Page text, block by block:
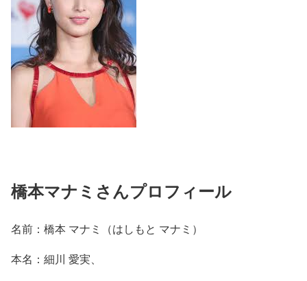
橋本マナミさんプロフィール
名前：橋本 マナミ（はしもと マナミ）
本名：細川 愛実、